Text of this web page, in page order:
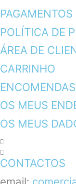
POLÍTICA DE
ÁREA DE
CARRINHO
ENCOMENDAS
OS MEUS
OS MEUS
CONTACTOS
email: